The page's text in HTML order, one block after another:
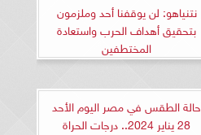
نتنياهو: لن يوقفنا أحد وملزمون
بتحقيق أهداف الحرب واستعادة
المختطفين
حالة الطقس في مصر اليوم الأحد
28 يناير 2024.. درجات الحراة